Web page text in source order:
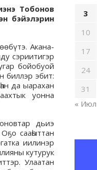
Тобонов
бэйэлэрин
Акана-
сэриитигэр
бойобуой
биллэр эбит:
да ыарахан
уонна
дьиэ
сааһыттан
иилинэр
кутурук
Улаатан
3
10
17
24
31
« Июл